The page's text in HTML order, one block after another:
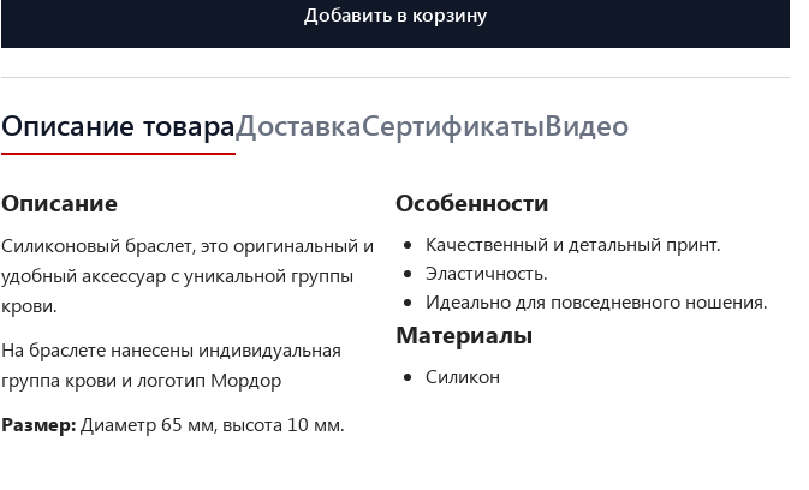
Добавить в корзину
Описание товараДоставкаСертификатыВидео
Описание
Силиконовый браслет, это оригинальный и
удобный аксессуар с уникальной группы
крови.
На браслете нанесены индивидуальная
группа крови и логотип Мордор
Размер: Диаметр 65 мм, высота 10 мм.
Особенности
Качественный и детальный принт.
Эластичность.
Идеально для повседневного ношения.
Материалы
Силикон